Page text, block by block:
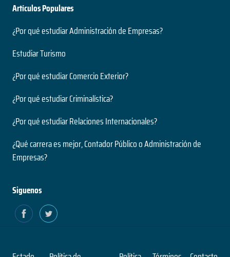
Artículos Populares
¿Por qué estudiar Administración de Empresas?
Estudiar Turismo
¿Por qué estudiar Comercio Exterior?
¿Por qué estudiar Criminalística?
¿Por qué estudiar Relaciones Internacionales?
¿Qué carrera es mejor, Contador Público o Administración de
Empresas?
Siguenos